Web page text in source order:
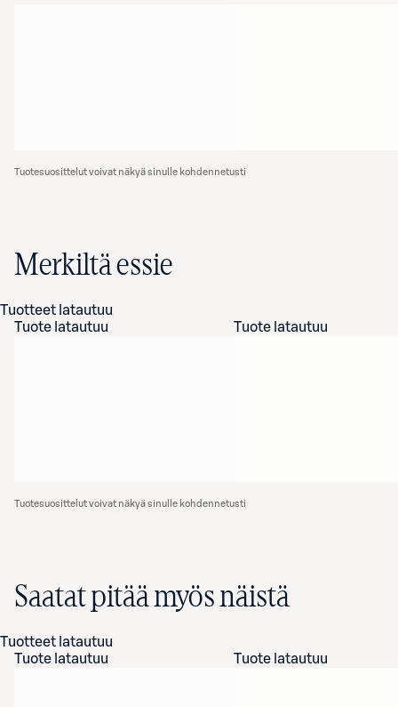
Tuotesuosittelut voivat näkyä sinulle kohdennetusti
Merkiltä essie
Tuotteet latautuu
Tuote latautuu
Tuote latautuu
Tuotesuosittelut voivat näkyä sinulle kohdennetusti
Saatat pitää myös näistä
Tuotteet latautuu
Tuote latautuu
Tuote latautuu